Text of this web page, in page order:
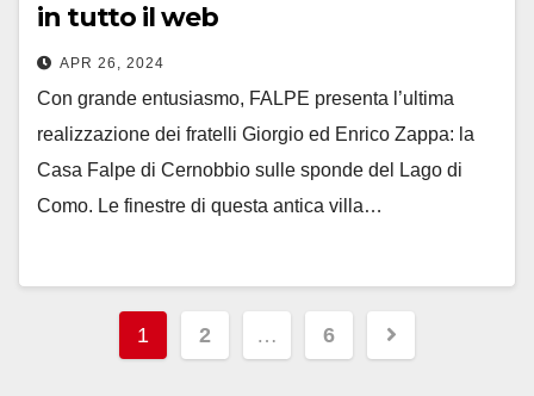
in tutto il web
APR 26, 2024
Con grande entusiasmo, FALPE presenta l’ultima
realizzazione dei fratelli Giorgio ed Enrico Zappa: la
Casa Falpe di Cernobbio sulle sponde del Lago di
Como. Le finestre di questa antica villa…
Paginazione
1 2 … 6